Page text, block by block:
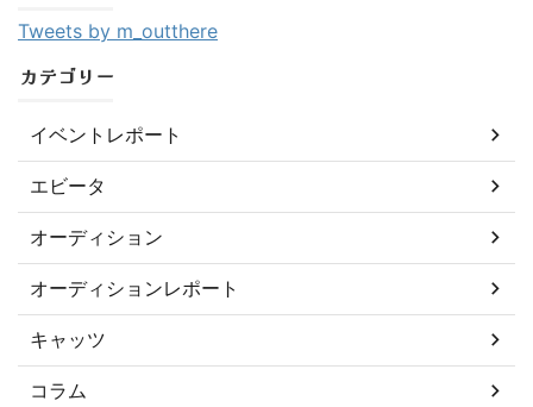
Tweets by m_outthere
カテゴリー
イベントレポート
エビータ
オーディション
オーディションレポート
キャッツ
コラム